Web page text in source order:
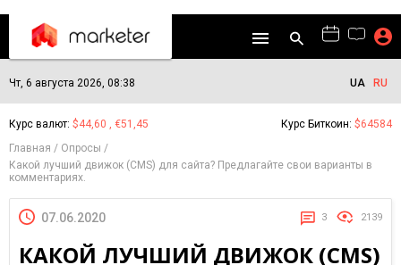
Чт, 6 августа 2026, 08:38 UA RU
Курс валют: $44,60 , €51,45 Курс Биткоин: $64584
Главная
Опросы
Какой лучший движок (CMS) для сайта? Предлагайте свои варианты в
комментариях.
07.06.2020 3 2139
КАКОЙ ЛУЧШИЙ ДВИЖОК (CMS)